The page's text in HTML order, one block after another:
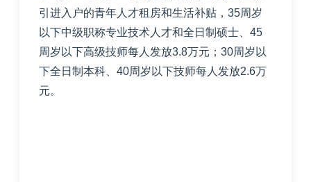
引进入户的青年人才租房和生活补贴， 35周岁
以下中级职称专业技术人才和全日制硕士、 45
周岁以下高级技师每人发放3.8万元； 30周岁以
下全日制本科、 40周岁以下技师每人发放2.6万
元。